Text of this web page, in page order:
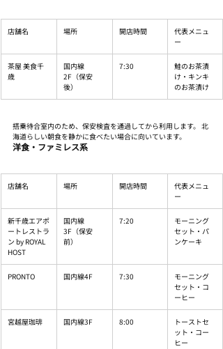
店舗名 場所 開店時間
代表メニュ
ー
茶屋 美食千
歳
国内線
2F（保安
後）
7:30
鮭のお茶漬
け・キンキ
のお茶漬け
搭乗待合室内のため、保安検査を通過してから利用します。 北
海道らしい朝食を静かに食べたい場合に向いています。
洋食・ファミレス系
店舗名 場所 開店時間
代表メニュ
ー
新千歳エアポ
ートレストラ
ン by ROYAL
HOST
国内線
3F（保安
前）
7:20
モーニング
セット・パ
ンケーキ
PRONTO 国内線4F 7:30
モーニング
セット・コ
ーヒー
宮越屋珈琲 国内線3F 8:00
トーストセ
ット・コー
ヒー